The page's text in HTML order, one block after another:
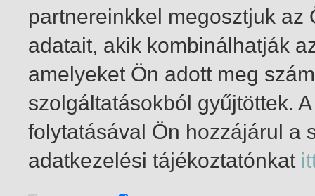
1-1 / total 1 hit
partnereinkkel megosztjuk
adatait, akik kombinálhatják
amelyeket Ön adott meg
szolgáltatásokból gyűjtöttek.
folytatásával Ön hozzájárul a
adatkezelési tájékoztatónkat